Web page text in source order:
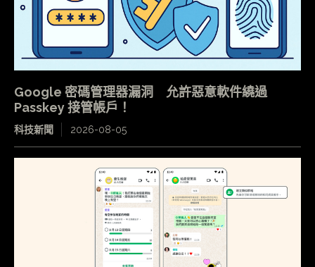
Google 密碼管理器漏洞 允許惡意軟件繞過
Passkey 接管帳戶！
科技新聞 2026-08-05